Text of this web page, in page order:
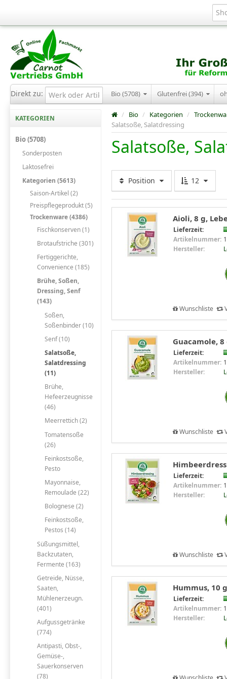
Direkt zu: Bio (5708) Glutenfrei (394)
KATEGORIEN
Bio (5708)
Sonderposten
Laktosefrei
Kategorien (5613)
Saison-Artikel (2)
Preispflegeprodukt (5)
Trockenware (4386)
Fischkonserven (1)
Brotaufstriche (301)
Fertiggerichte,
Convenience (185)
Brühe, Soßen,
Dressing, Senf
(143)
Soßen,
Soßenbinder (10)
Senf (10)
Salatsoße,
Salatdressing
(11)
Brühe,
Hefeerzeugnisse
(46)
Meerrettich (2)
Tomatensoße
(26)
Feinkostsoße,
Pesto
Mayonnaise,
Remoulade (22)
Bolognese (2)
Feinkostsoße,
Pestos (14)
Süßungsmittel,
Backzutaten,
Fermente (163)
Getreide, Nüsse,
Saaten,
Mühlenerzeugn.
(401)
Aufgussgetränke
(774)
Antipasti, Obst-,
Gemüse-,
Sauerkonserven
(78)
/ Bio / Kategorien /
Salatsoße, Salatdressing
Salatsoße,
Position 12
Aioli, 8 g,
Lieferzeit:
Artikelnummer:
Hersteller:
Wunschliste
Guacamole,
Lieferzeit:
Artikelnummer:
Hersteller:
Wunschliste
Lieferzeit:
Artikelnummer:
Hersteller:
Wunschliste
Hummus, 10
Lieferzeit:
Artikelnummer:
Hersteller: